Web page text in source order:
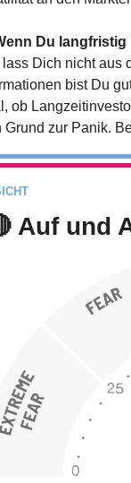
Du langfristig
Dich nicht aus
bist Du
ob
Grund zur Panik.
Auf und